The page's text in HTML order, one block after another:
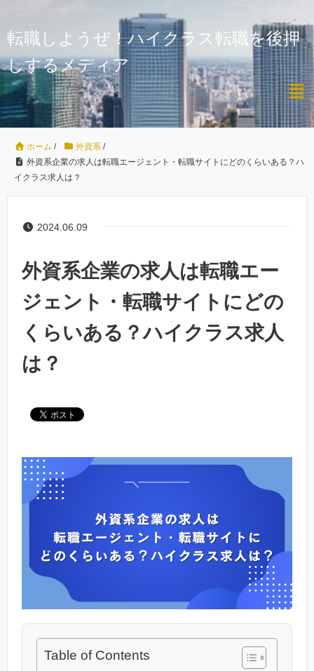
転職しようぜ！ハイクラス転職を後押
しするメディア
ホーム / 外資系 /
外資系企業の求人は転職エージェント・転職サイトにどのくらいある？ハ
イクラス求人は？
2024.06.09
外資系企業の求人は転職エー
ジェント・転職サイトにどの
くらいある？ハイクラス求人
は？
Table of Contents